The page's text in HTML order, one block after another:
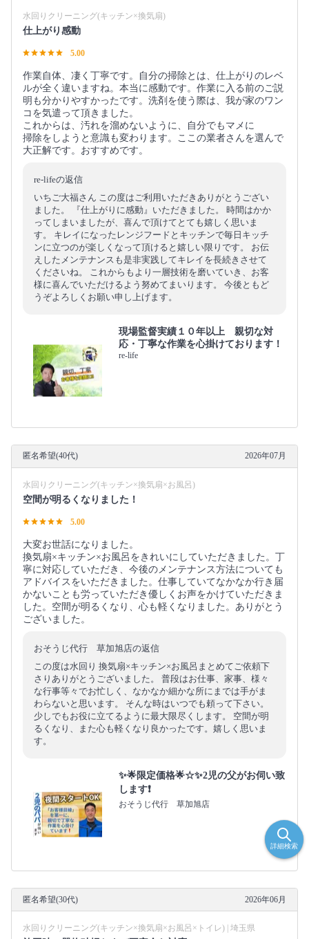
水回りクリーニング(キッチン×換気扇)
仕上がり感動
5.00
作業自体、凄く丁寧です。自分の掃除とは、仕上がりのレベ
ルが全く違いますね。本当に感動です。作業に入る前のご説
明も分かりやすかったです。洗剤を使う際は、我が家のワン
コを気遣って頂きました。
これからは、汚れを溜めないように、自分でもマメに
掃除をしようと意識も変わります。ここの業者さんを選んで
大正解です。おすすめです。
re-lifeの返信
いちご大福さん この度はご利用いただきありがとうござい
ました。 『仕上がりに感動』いただきました。 時間はかか
ってしまいましたが、喜んで頂けてとても嬉しく思いま
す。 キレイになったレンジフードとキッチンで毎日キッチ
ンに立つのが楽しくなって頂けると嬉しい限りです。 お伝
えしたメンテナンスも是非実践してキレイを長続きさせて
くださいね。 これからもより一層技術を磨いていき、お客
様に喜んでいただけるよう努めてまいります。 今後ともど
うぞよろしくお願い申し上げます。
現場監督実績１０年以上 親切な対
応・丁寧な作業を心掛けております！
re-life
匿名希望(40代) 2026年07月
水回りクリーニング(キッチン×換気扇×お風呂)
空間が明るくなりました！
5.00
大変お世話になりました。
換気扇×キッチン×お風呂をきれいにしていただきました。丁
寧に対応していただき、今後のメンテナンス方法についても
アドバイスをいただきました。仕事していてなかなか行き届
かないことも労っていただき優しくお声をかけていただきま
した。空間が明るくなり、心も軽くなりました。ありがとう
ございました。
おそうじ代行 草加旭店の返信
この度は水回り 換気扇×キッチン×お風呂まとめてご依頼下
さりありがとうございました。 普段はお仕事、家事、様々
な行事等々でお忙しく、なかなか細かな所にまでは手がま
わらないと思います。 そんな時はいつでも頼って下さい。
少しでもお役に立てるように最大限尽くします。 空間が明
るくなり、また心も軽くなり良かったです。嬉しく思いま
す。
✨🌟限定価格🌟☆✨2児の父がお伺い致
します❗️
おそうじ代行 草加旭店
匿名希望(30代) 2026年06月
水回りクリーニング(キッチン×換気扇×お風呂×トイレ) | 埼玉県
詳細検索